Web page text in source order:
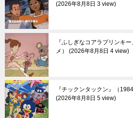
2026年8月8日 3 view
『ふしぎなコアラブリンキ
メ）
2026年8月8日 4 view
『チックンタックン』（
2026年8月8日 5 view